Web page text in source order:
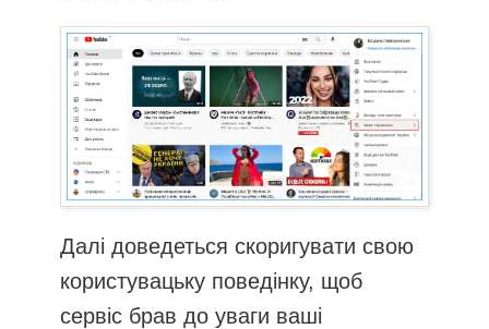
Далі доведеться скоригувати свою
користувацьку поведінку, щоб
сервіс брав до уваги ваші